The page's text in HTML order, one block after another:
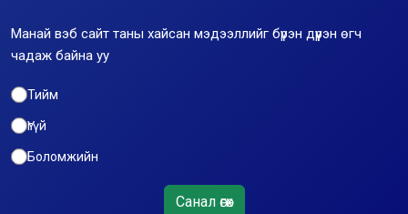
Манай вэб сайт таны хайсан мэдээллийг бүрэн дүүрэн өгч
чадаж байна уу
Тийм
Үгүй
Боломжийн
Санал өгөх